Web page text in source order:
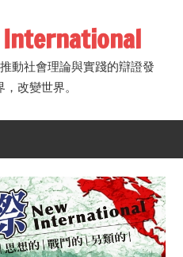
動社會理論與實踐的辯證發
改變世界。